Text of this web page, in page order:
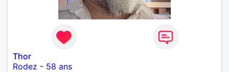
Thor
Rodez - 58 ans